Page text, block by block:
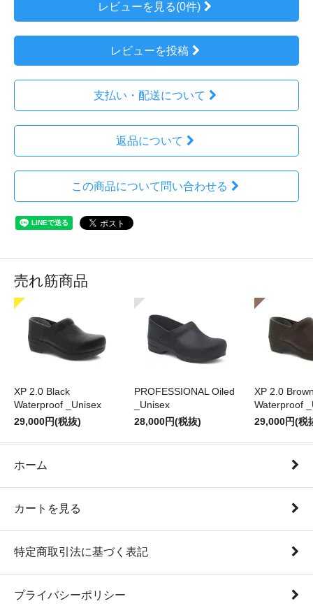
レビューを見る(0件)
レビューを投稿
支払い・配送について
返品について
この商品について問い合わせる
売れ筋商品
XP 2.0 Black
Waterproof _Unisex
29,000円(税抜)
PROFESSIONAL Oiled
_Unisex
28,000円(税抜)
XP 2.0
Waterproof
29,000円(税
ホーム
カートを見る
特定商取引法に基づく表記
プライバシーポリシー